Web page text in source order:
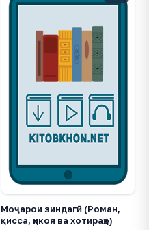
Моҷарои зиндагӣ (Роман,
қисса, ҳикоя ва хотираҳо)